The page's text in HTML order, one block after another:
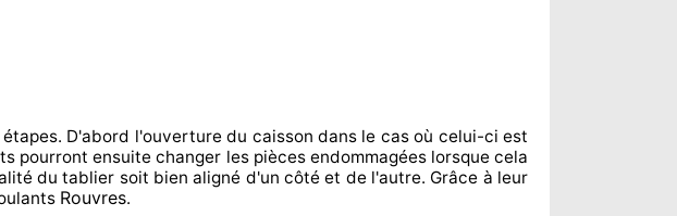
étapes. D'abord l'ouverture du caisson dans le cas où celui-ci est
pourront ensuite changer les pièces endommagéeslorsque cela
du tablier soit bien aligné d'un côté et de l'autre. Grâce à leur
Rouvres.